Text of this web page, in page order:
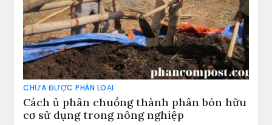
CHƯA ĐƯỢC PHÂN LOẠI
Cách ủ phân chuồng thành phân bón hữu
cơ sử dụng trong nông nghiệp